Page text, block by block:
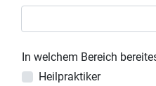
In welchem Bereich
Heilpraktiker